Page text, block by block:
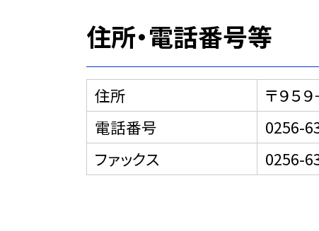
住所・電話番号等
住所
〒９５
電話番号
0256-
ファックス
0256-